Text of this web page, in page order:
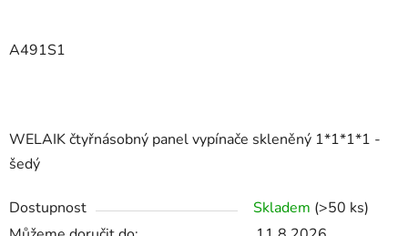
A491S1
WELAIK čtyřnásobný panel vypínače skleněný 1*1*1*1 -
šedý
Dostupnost Skladem (>50 ks)